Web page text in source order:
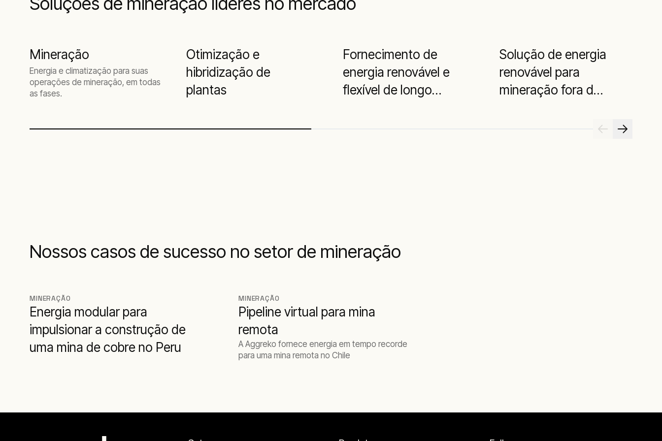
Mineração
Energia e climatização para suas
operações de mineração, em todas
as fases.
Otimização e
hibridização de
plantas
Fornecimento de
energia renovável e
flexível de longo
Solução de energia
renovável para
mineração fora da
Nossos casos de sucesso no setor de mineração
MINERAÇÃO
Energia modular para
impulsionar a construção de
uma mina de cobre no Peru
MINERAÇÃO
Pipeline virtual para mina
remota
A Aggreko fornece energia em tempo recorde
para uma mina remota no Chile